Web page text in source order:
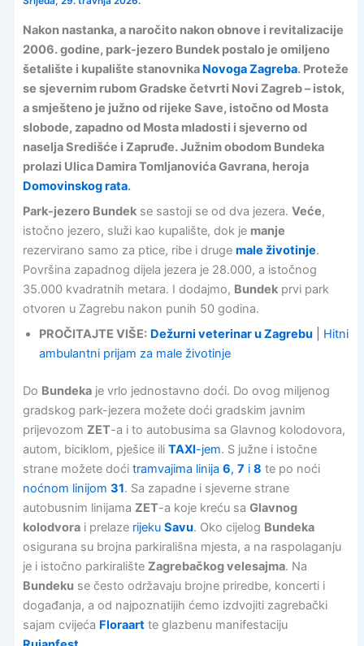
Nakon nastanka, a naročito nakon obnove i revitalizacije
2006. godine, park-jezero Bundek postalo je omiljeno
šetalište i kupalište stanovnika Novoga Zagreba. Proteže
se sjevernim rubom Gradske četvrti Novi Zagreb – istok,
a smješteno je južno od rijeke Save, istočno od Mosta
slobode, zapadno od Mosta mladosti i sjeverno od
naselja Središće i Zapruđe. Južnim obodom Bundeka
prolazi Ulica Damira Tomljanovića Gavrana, heroja
Domovinskog rata.
Park-jezero Bundekse sastoji se od dva jezera. Veće,
istočno jezero, služi kao kupalište, dok je manje
rezervirano samo za ptice, ribe i druge male životinje.
Površina zapadnog dijela jezera je 28.000, a istočnog
35.000 kvadratnih metara. I dodajmo, Bundekprvi park
otvoren u Zagrebu nakon punih 50 godina.
PROČITAJTE VIŠE: Dežurni veterinar u Zagrebu| Hitni
ambulantni prijam za male životinje
Do Bundekaje vrlo jednostavno doći. Do ovog miljenog
gradskog park-jezera možete doći gradskim javnim
prijevozom ZET-a i to autobusima sa Glavnog kolodovora,
autom, biciklom, pješice ili TAXI-jem. S južne i istočne
strane možete doći tramvajima linija 6, 7 i 8 te po noći
noćnom linijom 31. Sa zapadne i sjeverne strane
autobusnim linijama ZET-a koje kreću sa Glavnog
kolodvorai prelaze rijeku Savu. Oko cijelog Bundeka
osigurana su brojna parkirališna mjesta, a na raspolaganju
je i istočno parkiralište Zagrebačkog velesajma. Na
Bundeku se često održavaju brojne priredbe, koncerti i
događanja, a od najpoznatijih ćemo izdvojiti zagrebački
sajam cvijeća Floraartte glazbenu manifestaciju